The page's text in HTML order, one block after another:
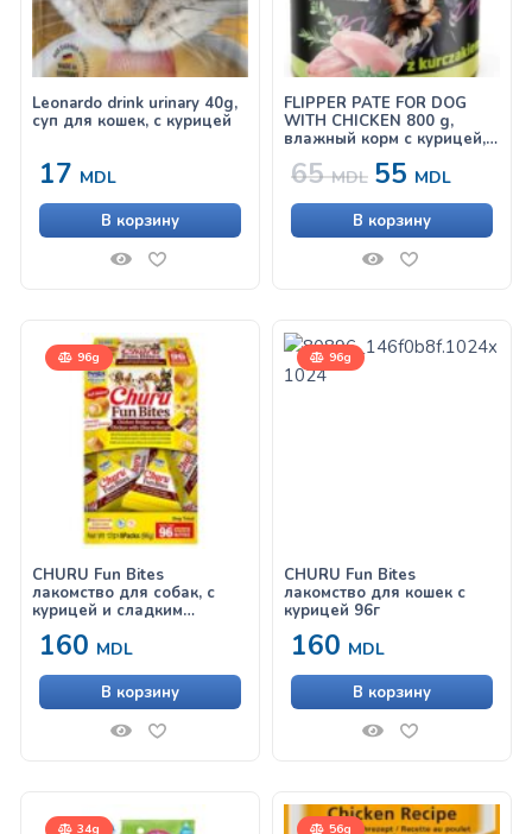
Leonardo drink urinary 40g,
суп для кошек, с курицей
17 MDL
В корзину
FLIPPER PATE FOR DOG
WITH CHICKEN 800 g,
влажный корм с курицей,
65MDL 55 MDL
В корзину
96g
CHURU Fun Bites
лакомство для собак, с
курицей и сладким
160 MDL
В корзину
96g
CHURU Fun Bites
лакомство для кошек с
курицей 96г
160 MDL
В корзину
34g 56g